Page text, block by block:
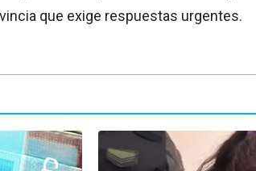
que exige respuestas urgentes.